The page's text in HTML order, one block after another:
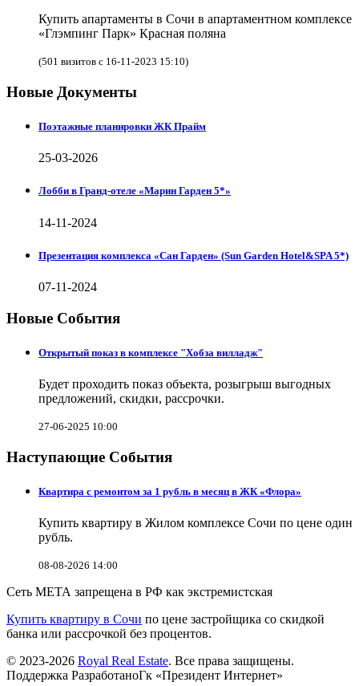
Купить апартаменты в Сочи в апартаментном комплексе
«Глэмпинг Парк» Красная поляна
(501 визитов с 16-11-2023 15:10)
Новые Документы
Поэтажные планировки ЖК Прайм
25-03-2026
Лобби в Гранд-отеле «Марин Гарден 5*»
14-11-2024
Презентация комплекса «Сан Гарден» (Sun Garden Hotel&SPA 5*)
07-11-2024
Новые События
Открытый показ в комплексе "Хобза вилладж"
Будет проходить показ объекта, розыгрыш выгодных
предложений, скидки, рассрочки.
27-06-2025 10:00
Наступающие События
Квартира с ремонтом за 1 рубль в месяц в ЖК «Флора»
Купить квартиру в Жилом комплексе Сочи по цене один
рубль.
08-08-2026 14:00
Сеть МЕТА запрещена в РФ как экстремистская
Купить квартиру в Сочи по цене застройщика со скидкой
банка или рассрочкой без процентов.
© 2023-2026 Royal Real Estate. Все права защищены.
Поддержка РазработаноГк «Президент Интернет»